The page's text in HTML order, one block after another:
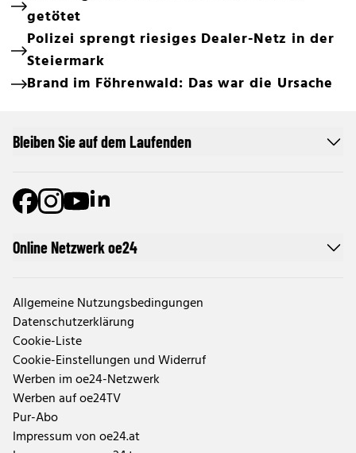
getötet
Polizei sprengt riesiges Dealer-Netz in der
Steiermark
Brand im Föhrenwald: Das war die Ursache
Online Netzwerk oe24
Allgemeine Nutzungsbedingungen
Datenschutzerklärung
Cookie-Liste
Cookie-Einstellungen und Widerruf
Werben im oe24-Netzwerk
Werben auf oe24TV
Pur-Abo
Impressum von oe24.at
Bleiben Sie auf dem Laufenden